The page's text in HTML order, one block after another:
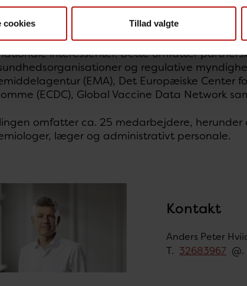
cookies Tillad valgte
og prioriteringsværktøjer.
har en veletableret tradition for
interessenter. Dette omfatter
og regulative
(EMA), Det Europæiske Center
(ECDC), Global Vaccine Data Network
omfatter ca. 25 medarbejdere, herunder
læger og administrativt personale.
Kontakt
Anders Peter
T. 32683967 @.